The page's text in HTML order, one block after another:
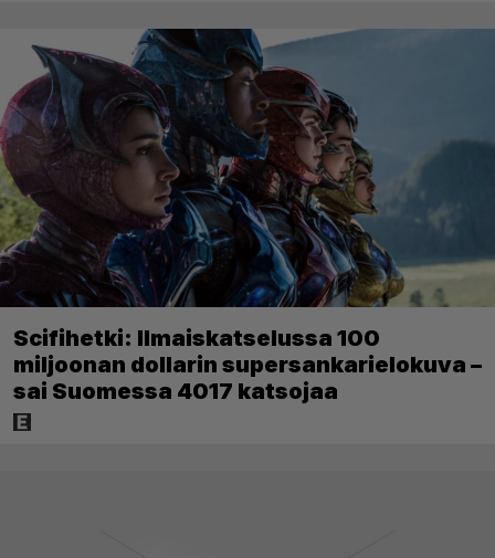
Scifihetki: Ilmaiskatselussa 100
miljoonan dollarin supersankarielokuva –
sai Suomessa 4017 katsojaa